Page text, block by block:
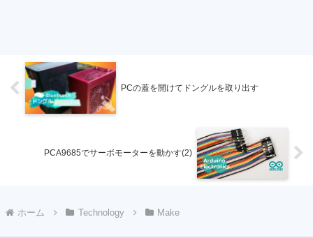
PCの蓋を開けてドングルを取り出す
PCA9685でサーボモーターを動かす(2)
ホーム Technology Make